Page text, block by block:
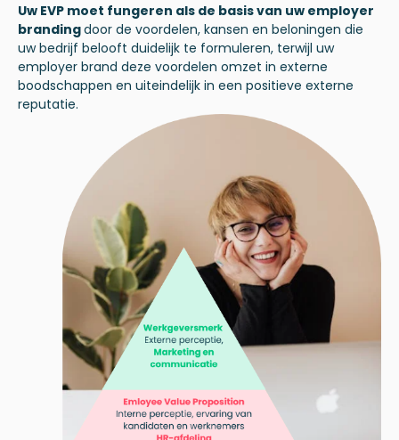
Uw EVP moet fungeren als de basis van uw employer
brandingdoor de voordelen, kansen en beloningen die
uw bedrijf belooft duidelijk te formuleren, terwijl uw
employer brand deze voordelen omzet in externe
boodschappen en uiteindelijk in een positieve externe
reputatie.